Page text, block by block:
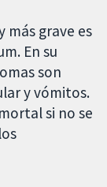
más grave es
En su
son
y vómitos.
si no se